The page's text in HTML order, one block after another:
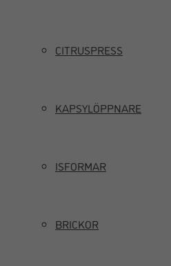
CITRUSPRESS
KAPSYLÖPPNARE
ISFORMAR
BRICKOR